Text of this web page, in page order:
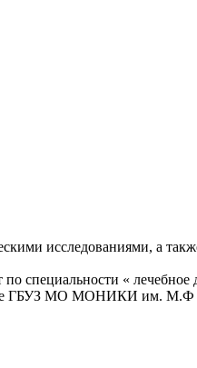
исследованиями, а
специальности « лечебное
ГБУЗ МО МОНИКИ им. М.Ф